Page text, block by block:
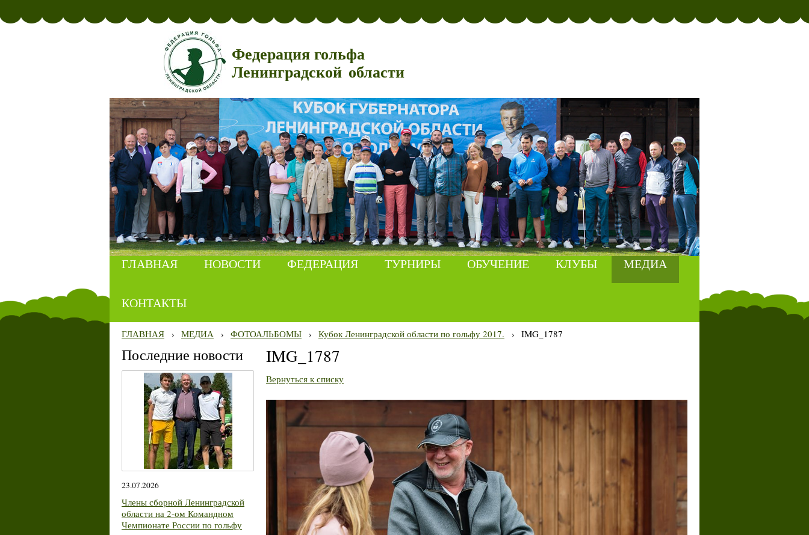
Федерация гольфа
Ленинградской области
ГЛАВНАЯ НОВОСТИ ФЕДЕРАЦИЯ ТУРНИРЫ ОБУЧЕНИЕ КЛУБЫ МЕДИА
КОНТАКТЫ
ГЛАВНАЯ › МЕДИА › ФОТОАЛЬБОМЫ › Кубок Ленинградской области по гольфу 2017. › IMG_1787
Последние новости
23.07.2026
Члены сборной Ленинградской
области на 2-ом Командном
Чемпионате России по гольфу
IMG_1787
Вернуться к списку